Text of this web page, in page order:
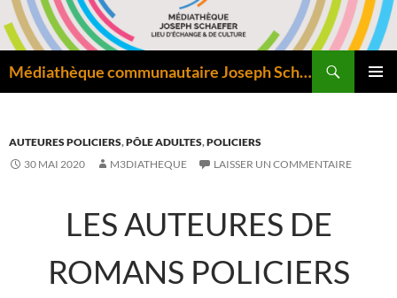
Aller
au
contenu
Médiathèque communautaire Joseph Schaefer de Bitche – Pôle départemental de lecture publique
AUTEURES POLICIERS,PÔLE ADULTES,POLICIERS
30 MAI 2020
M3DIATHEQUE LAISSER UN COMMENTAIRE
LES AUTEURES DE
ROMANS POLICIERS